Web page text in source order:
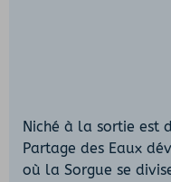
Niché à la sortie est
Partage des Eaux
où la Sorgue se